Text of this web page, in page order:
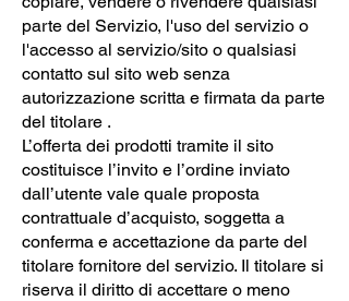
parte del Servizio, l'uso del servizio o
l'accesso al servizio/sito o qualsiasi
contatto sul sito web senza
autorizzazione scritta e firmata da parte
del titolare .
L’offerta dei prodotti tramite il sito
costituisce l’invito e l’ordine inviato
dall’utente vale quale proposta
contrattuale d’acquisto, soggetta a
conferma e accettazione da parte del
titolare fornitore del servizio. Il titolare si
riserva il diritto di accettare o meno